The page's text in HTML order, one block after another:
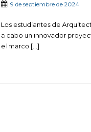
9 de septiembre de 2024
Los estudiantes de
a cabo un innovador
el marco […]